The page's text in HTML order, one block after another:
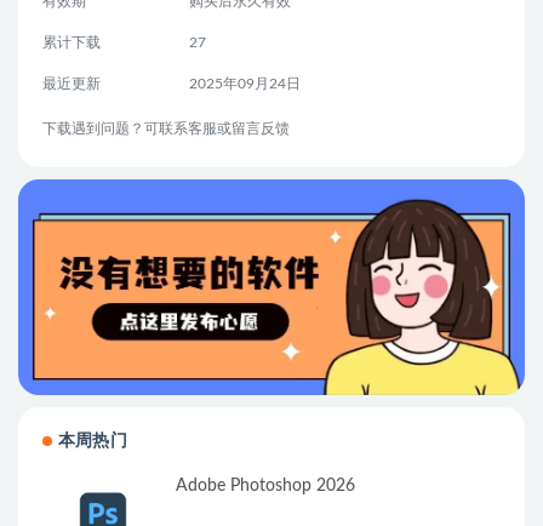
累计下载 27
最近更新 2025年09月24日
下载遇到问题？可联系客服或留言反馈
本周热门
Adobe Photoshop 2026